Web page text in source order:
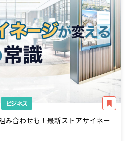
ビジネス
み合わせも！最新ストアサイネー